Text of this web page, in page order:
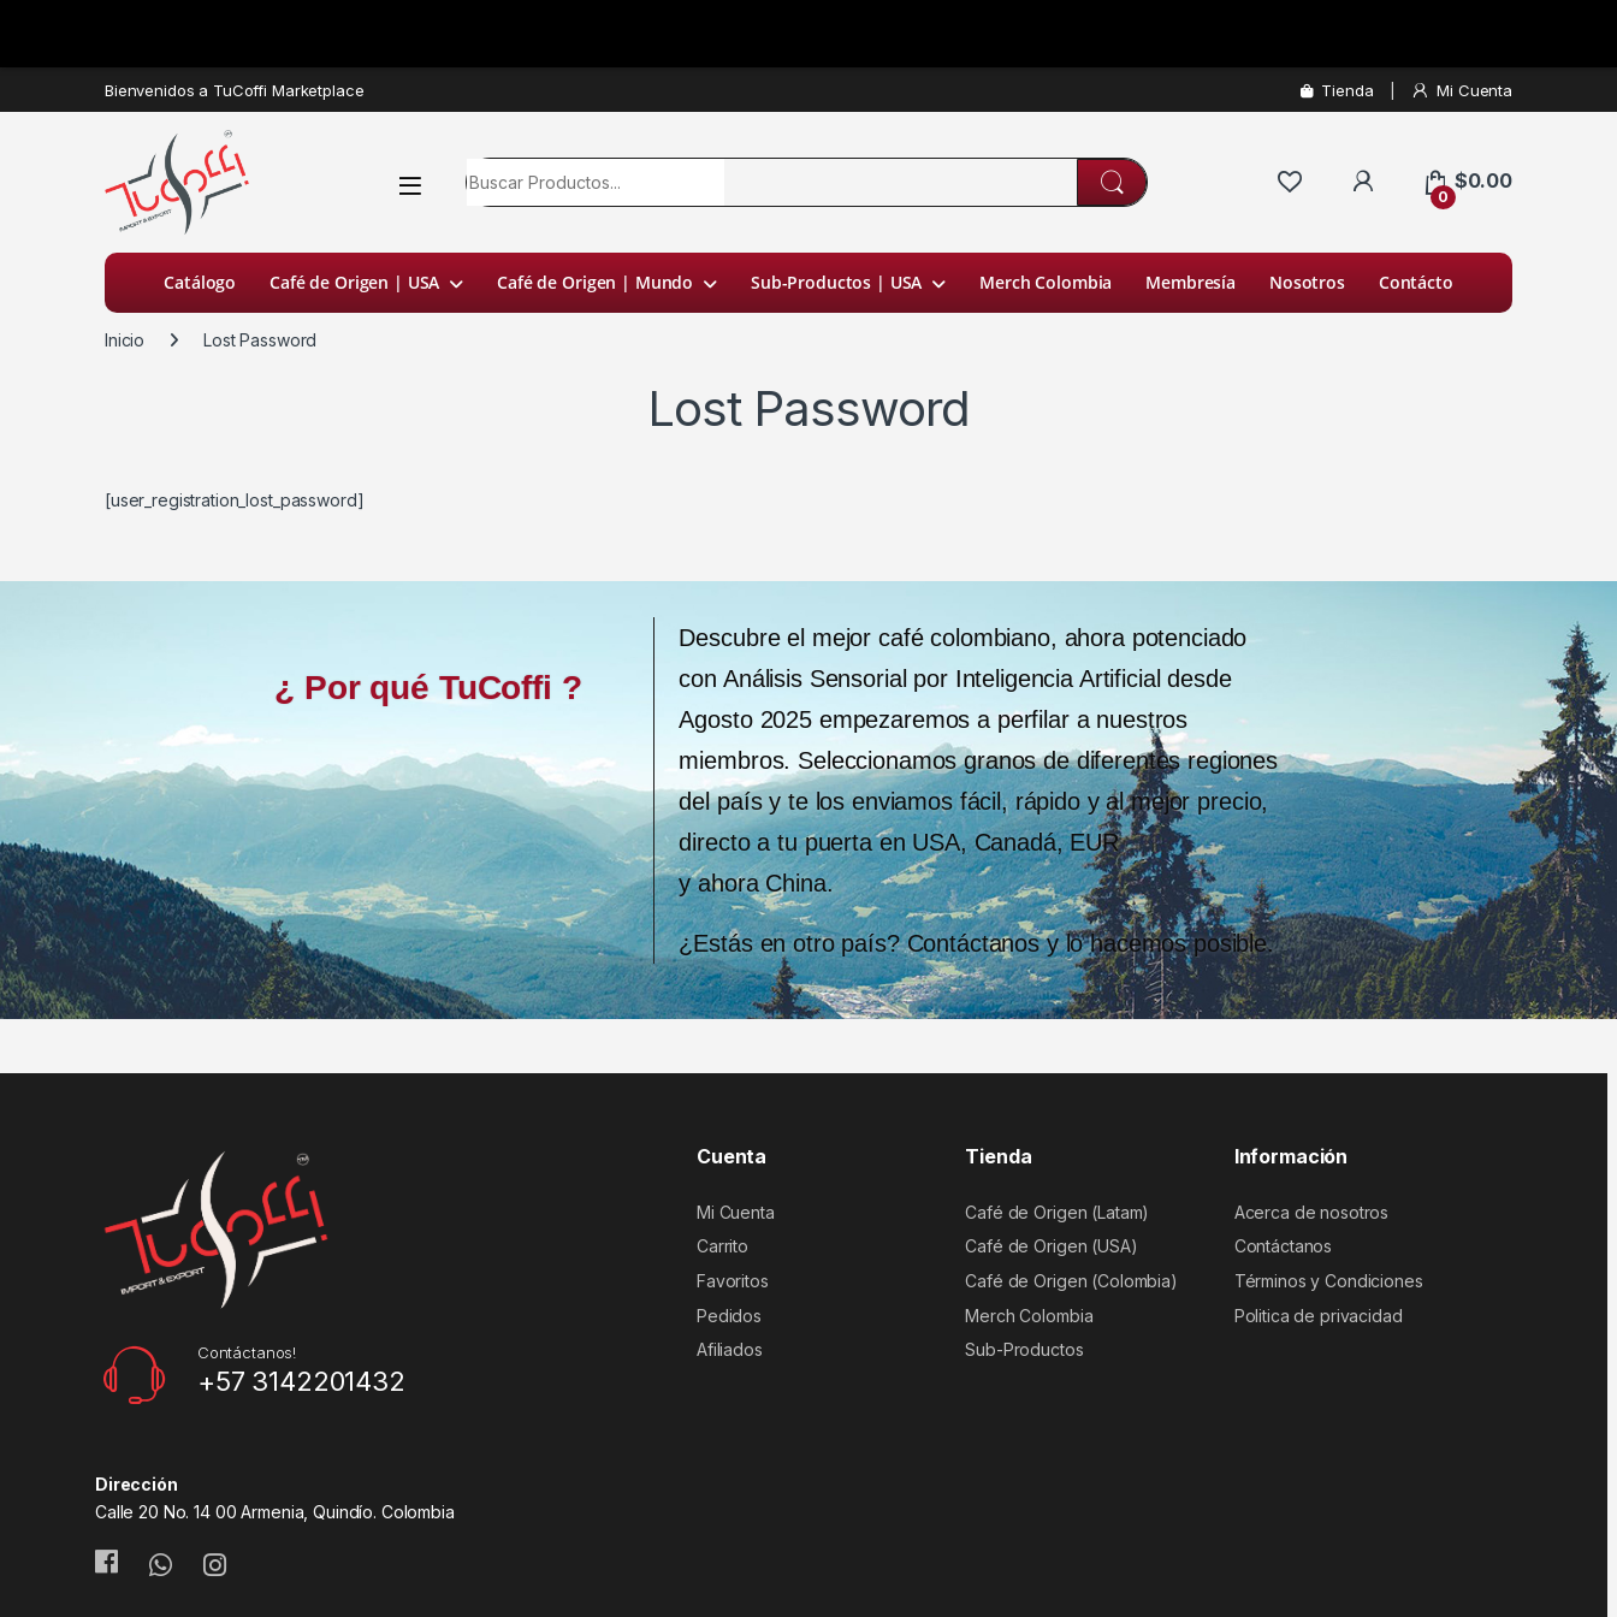
Bienvenidos a TuCoffi Marketplace Tienda Mi Cuenta
0
$0.00
Catálogo Café de Origen | USA Café de Origen | Mundo Sub-Productos | USA Merch Colombia Membresía Nosotros Contácto
Inicio Lost Password
Lost Password
[user_registration_lost_password]
¿ Por qué TuCoffi ?
Descubre el mejor café colombiano, ahora potenciado
con Análisis Sensorial por Inteligencia Artificial desde
Agosto 2025 empezaremos a perfilar a nuestros
miembros. Seleccionamos granos de diferentes regiones
del país y te los enviamos fácil, rápido y al mejor precio,
directo a tu puerta en USA, Canadá, EUR
y ahora China.
¿Estás en otro país? Contáctanos y lo hacemos posible.
Contáctanos!
+57 3142201432
Dirección
Calle 20 No. 14 00 Armenia, Quindío. Colombia
Cuenta
Mi Cuenta
Carrito
Favoritos
Pedidos
Afiliados
Tienda
Café de Origen (Latam)
Café de Origen (USA)
Café de Origen (Colombia)
Merch Colombia
Sub-Productos
Información
Acerca de nosotros
Contáctanos
Términos y Condiciones
Politica de privacidad